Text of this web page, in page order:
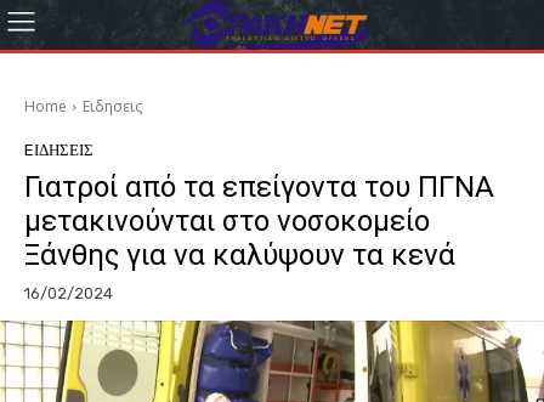
Home Eιδησεις
EΙΔΗΣΕΙΣ
Γιατροί από τα επείγοντα του ΠΓΝΑ
μετακινούνται στο νοσοκομείο
Ξάνθης για να καλύψουν τα κενά
16/02/2024